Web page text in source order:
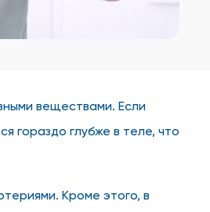
веществами. Если
гораздо глубже в теле, что
Кроме этого, в